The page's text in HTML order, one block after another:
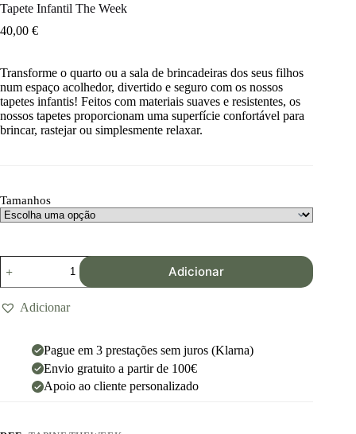
Tapete Infantil The Week
40,00 €
Transforme o quarto ou a sala de brincadeiras dos seus filhos
num espaço acolhedor, divertido e seguro com os nossos
tapetes infantis! Feitos com materiais suaves e resistentes, os
nossos tapetes proporcionam uma superfície confortável para
brincar, rastejar ou simplesmente relaxar.
Tamanhos
Adicionar
Adicionar
Pague em 3 prestações sem juros (Klarna)
Envio gratuito a partir de 100€
Apoio ao cliente personalizado